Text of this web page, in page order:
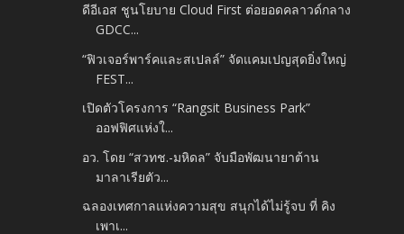
ดีอีเอส ชูนโยบาย Cloud First ต่อยอดคลาวด์กลาง
GDCC...
“ฟิวเจอร์พาร์คและสเปลล์” จัดแคมเปญสุดยิ่งใหญ่
FEST...
เปิดตัวโครงการ “Rangsit Business Park”
ออฟฟิศแห่งใ...
อว. โดย “สวทช.-มหิดล” จับมือพัฒนายาต้าน
มาลาเรียตัว...
ฉลองเทศกาลแห่งความสุข สนุกได้ไม่รู้จบ ที่ คิง
เพาเ...